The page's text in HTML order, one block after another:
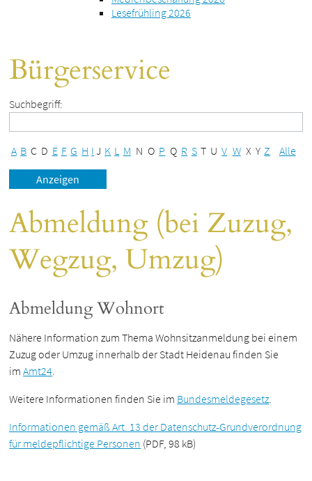
Lesefrühling 2026
Bürgerservice
Suchbegriff:
A B C D E F G H I J K L M N O P Q R S T U V W X Y Z Alle
Abmeldung (bei Zuzug,
Wegzug, Umzug)
Abmeldung Wohnort
Nähere Information zum Thema Wohnsitzanmeldung bei einem
Zuzug oder Umzug innerhalb der Stadt Heidenau finden Sie
imAmt24.
Weitere Informationen finden Sie im Bundesmeldegesetz.
Informationen gemäß Art. 13 der Datenschutz-Grundverordnung
für meldepflichtige Personen (PDF, 98 kB)